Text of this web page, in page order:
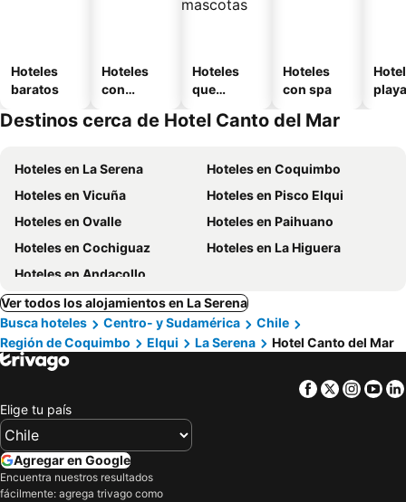
Hoteles
baratos
Hoteles
con
Hoteles
que
mascotas
Hoteles
con spa
playa
Destinos cerca de Hotel Canto del Mar
Hoteles en La Serena
Hoteles en Coquimbo
Hoteles en Vicuña
Hoteles en Pisco Elqui
Hoteles en Ovalle
Hoteles en Paihuano
Hoteles en Cochiguaz
Hoteles en La Higuera
Hoteles en Andacollo
Ver todos los alojamientos en La Serena
Busca hoteles
Centro- y Sudamérica
Chile
Región de Coquimbo
Elqui La Serena Hotel Canto del Mar
Facebook
Twitter
Elige tu país
Agregar en Google
Encuentra nuestros resultados
fácilmente: agrega trivago como